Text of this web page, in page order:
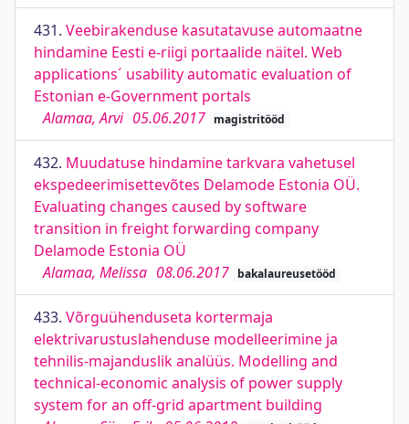
431. Veebirakenduse kasutatavuse automaatne
hindamine Eesti e-riigi portaalide näitel. Web
applications´ usability automatic evaluation of
Estonian e-Government portals
Alamaa, Arvi 05.06.2017 magistritööd
432. Muudatuse hindamine tarkvara vahetusel
ekspedeerimisettevõtes Delamode Estonia OÜ.
Evaluating changes caused by software
transition in freight forwarding company
Delamode Estonia OÜ
Alamaa, Melissa 08.06.2017 bakalaureusetööd
433. Võrguühenduseta kortermaja
elektrivarustuslahenduse modelleerimine ja
tehnilis-majanduslik analüüs. Modelling and
technical-economic analysis of power supply
system for an off-grid apartment building